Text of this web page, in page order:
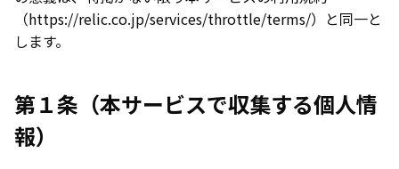
（https://relic.co.jp/services/throttle/terms/）と同一と
します。
第１条（本サービスで収集する個人情
報）